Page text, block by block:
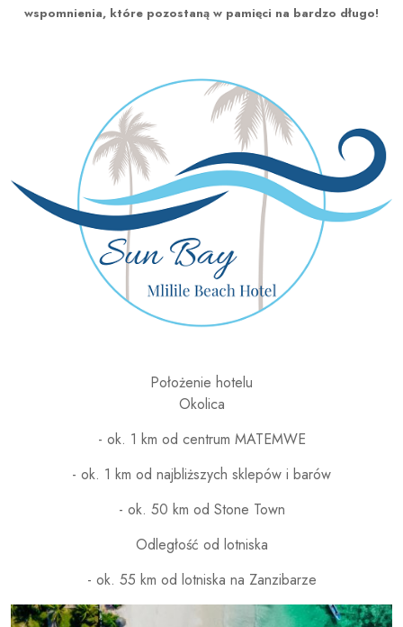
wspomnienia, które pozostaną w pamięci na bardzo długo!
Położenie hotelu
Okolica
- ok. 1 km od centrum MATEMWE
- ok. 1 km od najbliższych sklepów i barów
- ok. 50 km od Stone Town
Odległość od lotniska
- ok. 55 km od lotniska na Zanzibarze